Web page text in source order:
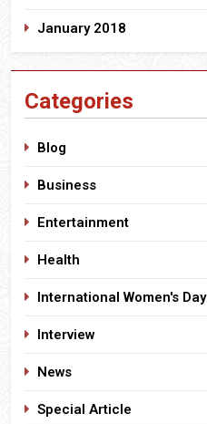
January 2018
Categories
Blog
Business
Entertainment
Health
International Women's Day
Interview
News
Special Article